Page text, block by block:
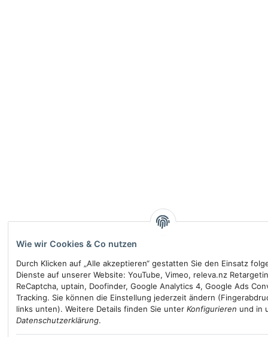
Wie wir Cookies & Co nutzen
Durch Klicken auf „Alle akzeptieren“ gestatten Sie den Einsatz
Dienste auf unserer Website: YouTube, Vimeo, releva.nz
ReCaptcha, uptain, Doofinder, Google Analytics 4, Google Ads
Tracking. Sie können die Einstellung jederzeit ändern
links unten). Weitere Details finden Sie unter Konfigurieren und in
Datenschutzerklärung.